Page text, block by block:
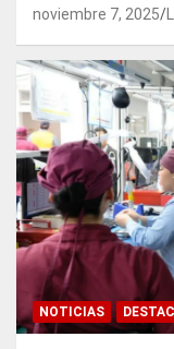
noviembre 7, 2025
NOTICIAS